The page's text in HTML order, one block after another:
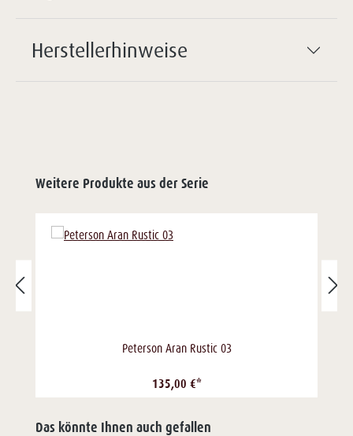
Herstellerhinweise
Weitere Produkte aus der Serie
Peterson Aran Rustic 03
135,00 €*
Das könnte Ihnen auch gefallen